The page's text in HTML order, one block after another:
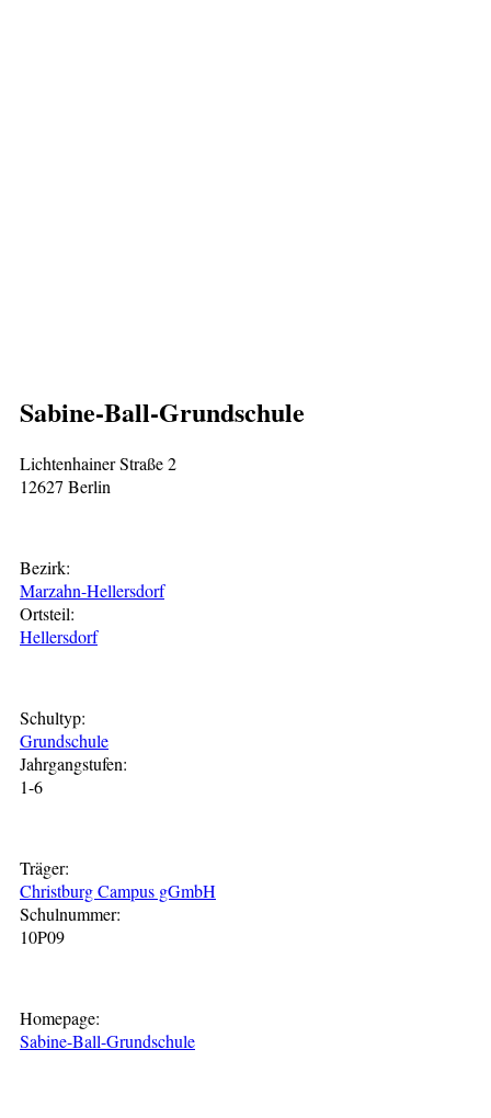
Sabine-Ball-Grundschule
Lichtenhainer Straße 2
12627 Berlin
Bezirk:
Marzahn-Hellersdorf
Ortsteil:
Hellersdorf
Schultyp:
Grundschule
Jahrgangstufen:
1-6
Träger:
Christburg Campus gGmbH
Schulnummer:
10P09
Homepage:
Sabine-Ball-Grundschule